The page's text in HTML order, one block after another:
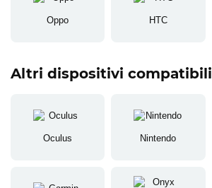
Oppo HTC
Altri dispositivi compatibili
Oculus Nintendo